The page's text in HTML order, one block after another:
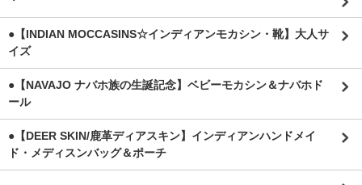
●【INDIAN MOCCASINS☆インディアンモカシン・靴】大人サ
イズ
●【NAVAJO ナバホ族の生誕記念】ベビーモカシン＆ナバホド
ール
●【DEER SKIN/鹿革ディアスキン】インディアンハンドメイ
ド・メディスンバッグ＆ポーチ